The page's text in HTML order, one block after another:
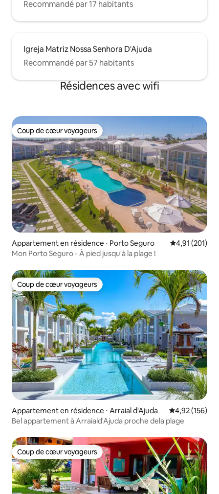
Recommandé par 17 habitants
Igreja Matriz Nossa Senhora D'Ajuda
Recommandé par 57 habitants
Résidences avec wifi
Coup de cœur voyageurs
Coup de cœur voyageurs
Appartement en résidence ⋅ Porto Seguro Évaluation
4,91 (201)
Mon Porto Seguro - À pied jusqu'à la plage !
Coup de cœur voyageurs
Coup de cœur voyageurs
Appartement en résidence ⋅ Arraial d'Ajuda Évaluation
4,92 (156)
Bel appartement à Arraiald'Ajuda proche dela plage
Coup de cœur voyageurs
Coup de cœur voyageurs